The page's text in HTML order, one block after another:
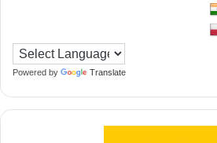
Powered by Translate